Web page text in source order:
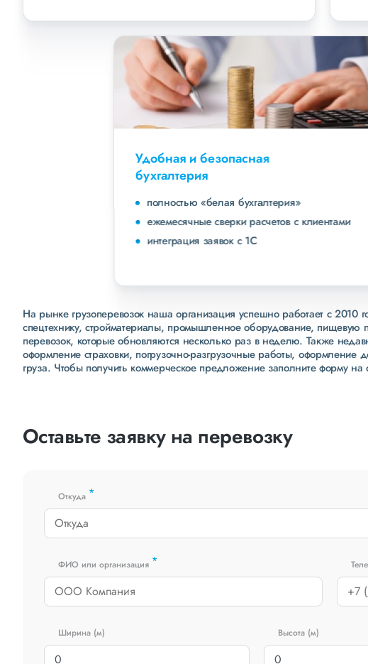
Удобная и безопасная
полностью «белая бухгалтерия»
ежемесячные сверки расчетов с клиентами
интеграция заявок с 1С
На рынке грузоперевозок наша организация успешно работает с
спецтехнику, стройматериалы, промышленное оборудование,
перевозок, которые обновляются несколько раз в неделю. Также
оформление страховки, погрузочно-разгрузочные работы,
груза. Чтобы получить коммерческое предложение заполните форму на
Оставьте заявку на перевозку
Откуда *
ФИО или организация *
Ширина (м) Высота (м)